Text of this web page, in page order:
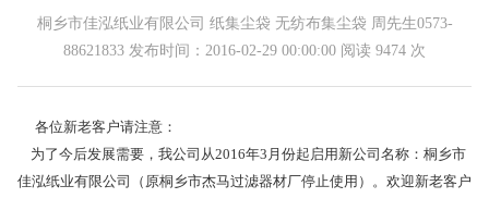
桐乡市佳泓纸业有限公司 纸集尘袋 无纺布集尘袋 周先生0573-
88621833 发布时间：2016-02-29 00:00:00 阅读 9474 次
各位新老客户请注意：
为了今后发展需要，我公司从2016年3月份起启用新公司名称：桐乡市
佳泓纸业有限公司（原桐乡市杰马过滤器材厂停止使用）。欢迎新老客户